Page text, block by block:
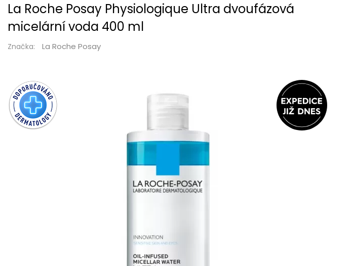
La Roche Posay Physiologique Ultra dvoufázová
micelární voda 400 ml
Značka: La Roche Posay